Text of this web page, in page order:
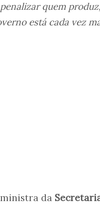
quem
está cada vez
da